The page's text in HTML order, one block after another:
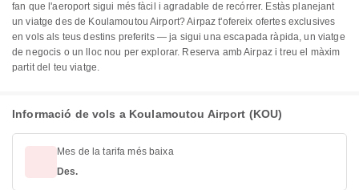
fan que l'aeroport sigui més fàcil i agradable de recórrer. Estàs planejant
un viatge des de Koulamoutou Airport? Airpaz t'ofereix ofertes exclusives
en vols als teus destins preferits — ja sigui una escapada ràpida, un viatge
de negocis o un lloc nou per explorar. Reserva amb Airpaz i treu el màxim
partit del teu viatge.
Informació de vols a Koulamoutou Airport (KOU)
Mes de la tarifa més baixa
Des.